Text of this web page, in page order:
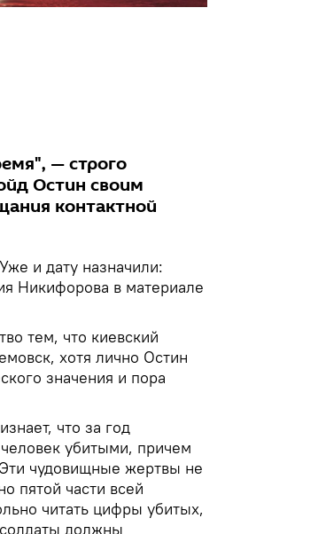
— строго
Остин своим
контактной
и дату назначили:
Никифорова в материале
тем, что киевский
хотя лично Остин
значения и пора
что за год
убитыми, причем
чудовищные жертвы не
пятой части всей
читать цифры убитых,
должны